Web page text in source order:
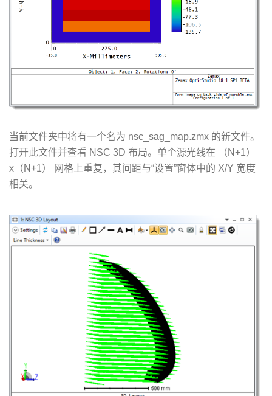
当前文件夹中将有一个名为 nsc_sag_map.zmx 的新文件。
打开此文件并查看 NSC 3D 布局。单个源光线在 （N+1）
x（N+1） 网格上重复，其间距与“设置”窗体中的 X/Y 宽度
相关。